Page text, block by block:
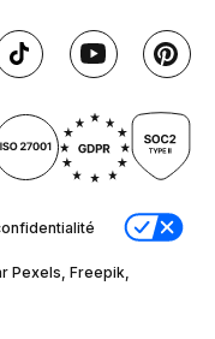
Pexels, Freepik,